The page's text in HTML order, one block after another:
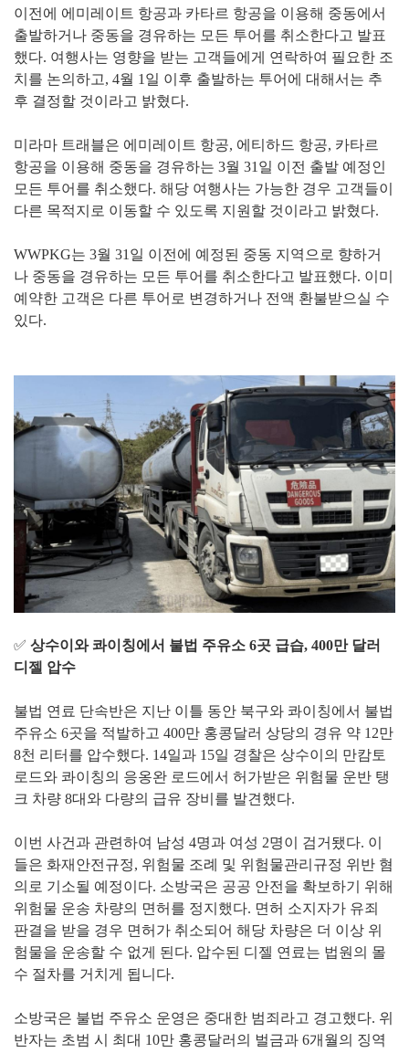
이전에 에미레이트 항공과 카타르 항공을 이용해 중동에서
출발하거나 중동을 경유하는 모든 투어를 취소한다고 발표
했다. 여행사는 영향을 받는 고객들에게 연락하여 필요한 조
치를 논의하고, 4월 1일 이후 출발하는 투어에 대해서는 추
후 결정할 것이라고 밝혔다.
미라마 트래블은 에미레이트 항공, 에티하드 항공, 카타르
항공을 이용해 중동을 경유하는 3월 31일 이전 출발 예정인
모든 투어를 취소했다. 해당 여행사는 가능한 경우 고객들이
다른 목적지로 이동할 수 있도록 지원할 것이라고 밝혔다.
WWPKG는 3월 31일 이전에 예정된 중동 지역으로 향하거
나 중동을 경유하는 모든 투어를 취소한다고 발표했다. 이미
예약한 고객은 다른 투어로 변경하거나 전액 환불받으실 수
있다.
✅ 상수이와 콰이칭에서 불법 주유소 6곳 급습, 400만 달러
디젤 압수
불법 연료 단속반은 지난 이틀 동안 북구와 콰이칭에서 불법
주유소 6곳을 적발하고 400만 홍콩달러 상당의 경유 약 12만
8천 리터를 압수했다. 14일과 15일 경찰은 상수이의 만캄토
로드와 콰이칭의 응옹완 로드에서 허가받은 위험물 운반 탱
크 차량 8대와 다량의 급유 장비를 발견했다.
이번 사건과 관련하여 남성 4명과 여성 2명이 검거됐다. 이
들은 화재안전규정, 위험물 조례 및 위험물관리규정 위반 혐
의로 기소될 예정이다. 소방국은 공공 안전을 확보하기 위해
위험물 운송 차량의 면허를 정지했다. 면허 소지자가 유죄
판결을 받을 경우 면허가 취소되어 해당 차량은 더 이상 위
험물을 운송할 수 없게 된다. 압수된 디젤 연료는 법원의 몰
수 절차를 거치게 됩니다.
소방국은 불법 주유소 운영은 중대한 범죄라고 경고했다. 위
반자는 초범 시 최대 10만 홍콩달러의 벌금과 6개월의 징역